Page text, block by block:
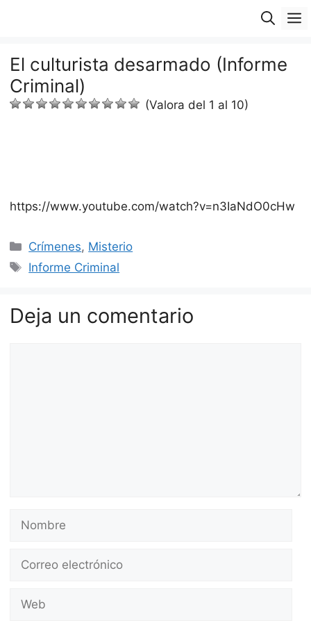
El culturista desarmado (Informe
Criminal)
(Valora del 1 al 10)
https://www.youtube.com/watch?v=n3IaNdO0cHw
Categorías
Crímenes, Misterio
Etiquetas
Informe Criminal
Deja un comentario
Nombre
Correo
Web